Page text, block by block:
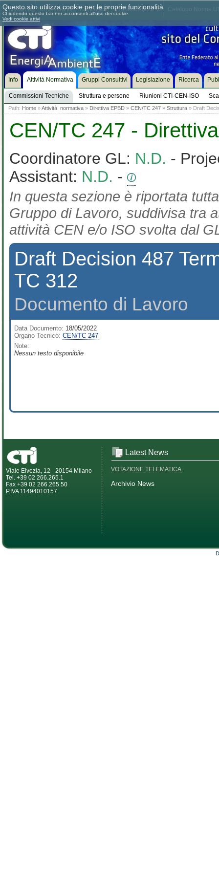
Chi siamo Dove siamo Contattaci Come associarsi
Info Attività Normativa
Commissioni Tecniche Struttura e persone Riunioni CTI-CEN-ISO
Gruppi Consultivi Legislazione Ricerca
Path: Home »Attività normativa » Direttiva EPBD » CEN/TC 247 » Struttura » Draft
CEN/TC 247 -
Coordinatore GL: N.D. -
Assistant: N.D. -
In questa sezione è riportata
Gruppo di Lavoro, suddivisa tra
attività CEN e/o ISO svolta dal
Draft Decision 487
TC 312
Documento di Lavoro
Data Documento: 18/05/2022
Organo Tecnico: CEN/TC 247
Note:
Nessun testo disponibile
Viale Elvezia, 12 - 20154 Milano
Tel. +39 02 266.265.1
Fax +39 02 266.265.50
P.IVA 11494010157
Latest News
VOTAZIONE TELEMATICA
Archivio News
Questo sito utilizza cookie per le proprie funzionalità
Chiudendo questo banner acconsenti all'uso dei cookie.
Vedi cookie attivi